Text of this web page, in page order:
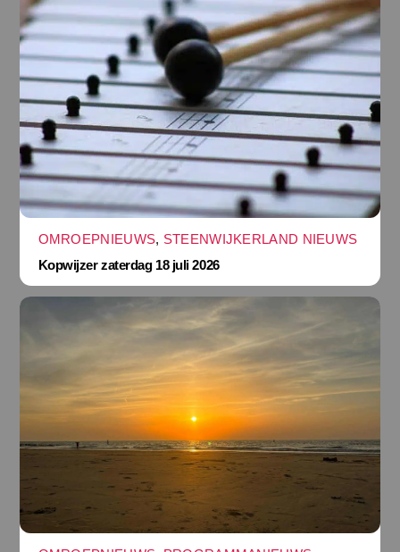
OMROEPNIEUWS, STEENWIJKERLAND NIEUWS
Kopwijzer zaterdag 18 juli 2026